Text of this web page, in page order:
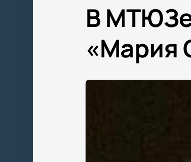
В МТЮЗе
«Мария